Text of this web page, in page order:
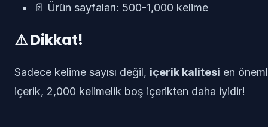
📄 Ürün sayfaları: 500-1,000 kelime
⚠️ Dikkat!
Sadece kelime sayısı değil, içerik kalitesi en
içerik, 2,000 kelimelik boş içerikten daha iyidir!